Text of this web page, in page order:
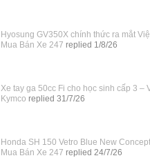
Hyosung GV350X chính thức ra mắt
Mua Bán Xe 247 replied 1/8/26
Xe tay ga 50cc Fi cho học sinh cấp 3 –
Kymco replied 31/7/26
Honda SH 150 Vetro Blue New Concept
Mua Bán Xe 247 replied 24/7/26